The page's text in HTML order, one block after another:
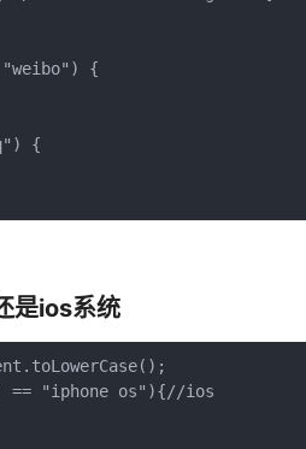
{
{
是ios系统
== "iphone os"){//ios